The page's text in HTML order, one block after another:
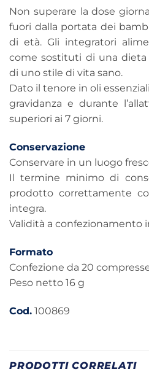
Non superare la dose
fuori dalla portata dei
di età. Gli integratori
come sostituti di una dieta
di uno stile di vita sano.
Dato il tenore in oli
gravidanza e durante
superiori ai 7 giorni.
Conservazione
Conservare in un luogo
Il termine minimo di
prodotto correttamente
integra.
Validità a confezionamento
Formato
Confezione da 20
Peso netto 16 g
Cod. 100869
PRODOTTI CORRELATI